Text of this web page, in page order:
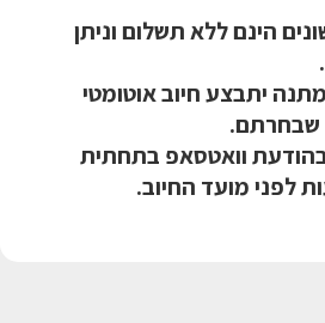
הינם ללא תשלום וניתן
יתבצע חיוב אוטומטי
שבחרתם.
בהודעת וואטסאפ בתחתית